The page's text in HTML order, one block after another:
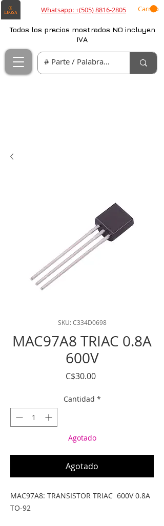
Whatsapp: +(505) 8816-2805 Carrito
Todos los precios mostrados NO incluyen
IVA
SKU: C334D0698
MAC97A8 TRIAC 0.8A
600V
C$30.00Precio
Cantidad *
Agotado
Agotado
MAC97A8: TRANSISTOR TRIAC  600V 0.8A
TO-92